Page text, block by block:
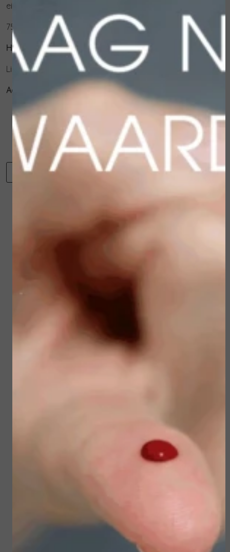
eigenschappen.
75ml
Hoe te gebruiken:
Licht masserend op de voeten aanbrengen.
Actieve ingrediënten:
Neem Extract
Sacha Inchi Oil
Panthenol
+ Toevoegen aan winkelwagen
Gerelateerde
producten
Defense Stick spf 50+
€ 23,50
€ 19,90